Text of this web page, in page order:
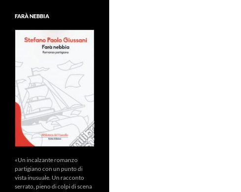
FARÀ NEBBIA
«Un incalzante romanzo
partigiano con un punto di
vista inusuale. Un racconto
serrato, pieno di colpi di scena